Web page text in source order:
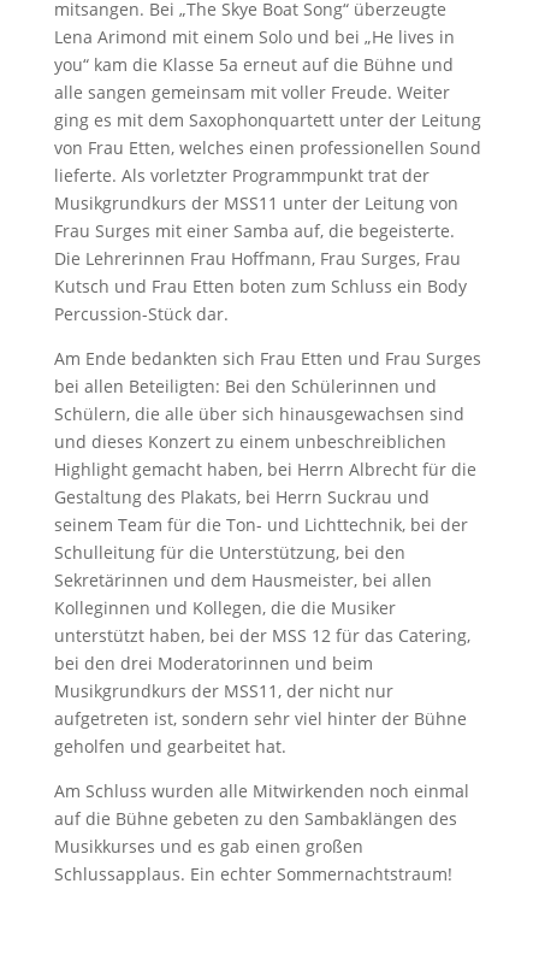
mitsangen. Bei „The Skye Boat Song“ überzeugte
Lena Arimond mit einem Solo und bei „He lives in
you“ kam die Klasse 5a erneut auf die Bühne und
alle sangen gemeinsam mit voller Freude. Weiter
ging es mit dem Saxophonquartett unter der Leitung
von Frau Etten, welches einen professionellen Sound
lieferte. Als vorletzter Programmpunkt trat der
Musikgrundkurs der MSS11 unter der Leitung von
Frau Surges mit einer Samba auf, die begeisterte.
Die Lehrerinnen Frau Hoffmann, Frau Surges, Frau
Kutsch und Frau Etten boten zum Schluss ein Body
Percussion-Stück dar.
Am Ende bedankten sich Frau Etten und Frau Surges
bei allen Beteiligten: Bei den Schülerinnen und
Schülern, die alle über sich hinausgewachsen sind
und dieses Konzert zu einem unbeschreiblichen
Highlight gemacht haben, bei Herrn Albrecht für die
Gestaltung des Plakats, bei Herrn Suckrau und
seinem Team für die Ton- und Lichttechnik, bei der
Schulleitung für die Unterstützung, bei den
Sekretärinnen und dem Hausmeister, bei allen
Kolleginnen und Kollegen, die die Musiker
unterstützt haben, bei der MSS 12 für das Catering,
bei den drei Moderatorinnen und beim
Musikgrundkurs der MSS11, der nicht nur
aufgetreten ist, sondern sehr viel hinter der Bühne
geholfen und gearbeitet hat.
Am Schluss wurden alle Mitwirkenden noch einmal
auf die Bühne gebeten zu den Sambaklängen des
Musikkurses und es gab einen großen
Schlussapplaus. Ein echter Sommernachtstraum!